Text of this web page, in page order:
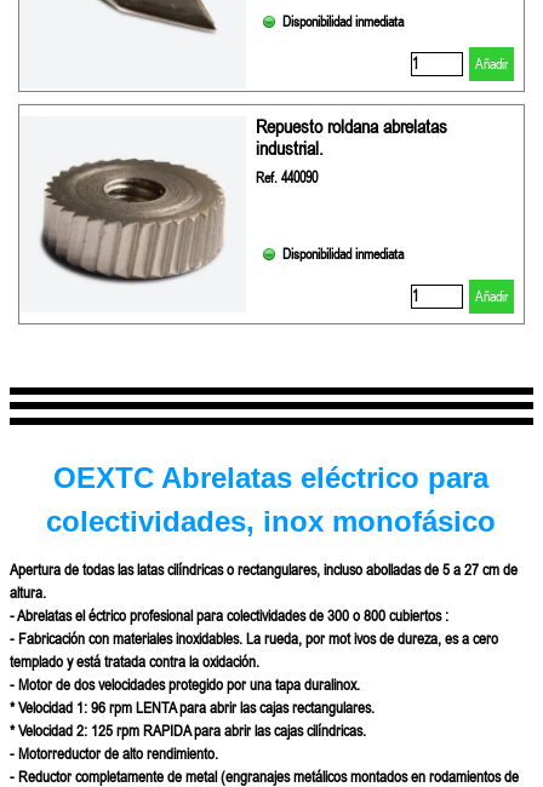
Disponibilidad inmediata
Añadir
Repuesto roldana abrelatas
industrial.
Ref. 440090
Disponibilidad inmediata
Añadir
OEXTC Abrelatas eléctrico para
colectividades, inox monofásico
Apertura de todas las latas cilíndricas o rectangulares, incluso abolladas de 5 a 27 cm de
altura.
- Abrelatas el éctrico profesional para colectividades de 300 o 800 cubiertos :
- Fabricación con materiales inoxidables. La rueda, por mot ivos de dureza, es a cero
templado y está tratada contra la oxidación.
- Motor de dos velocidades protegido por una tapa duralinox.
* Velocidad 1: 96 rpm LENTA para abrir las cajas rectangulares.
* Velocidad 2: 125 rpm RAPIDA para abrir las cajas cilíndricas.
- Motorreductor de alto rendimiento.
- Reductor completamente de metal (engranajes metálicos montados en rodamientos de